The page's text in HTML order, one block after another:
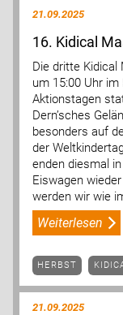
21.09.2025
16. Kidical
Die dritte Kidical
um 15:00 Uhr
Aktionstagen
Dern’sches
besonders auf
der
enden diesmal
Eiswagen
werden wir wie
Weiterlesen
HERBST
21.09.2025